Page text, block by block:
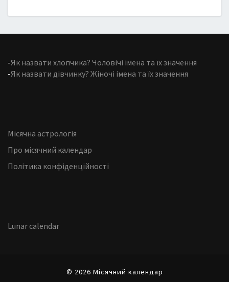
-Як назвати хлопчика? Чоловічі імена та їх значення
-Як назвати дівчинку? Жіночі імена та їх значення
Місячна астрологія
Про місячний календар
Політика конфіденційності
Lunar calendar
© 2026 Місячний календар